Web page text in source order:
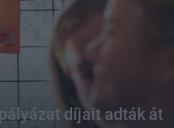
díjait adták át